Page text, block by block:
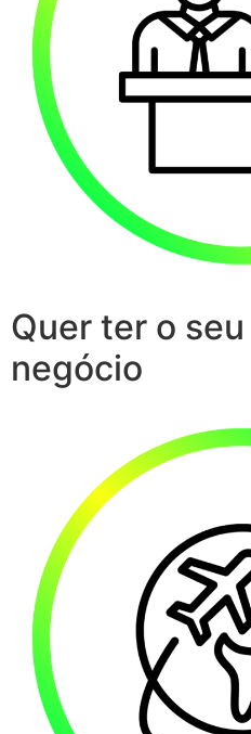
Quer ter o
negócio